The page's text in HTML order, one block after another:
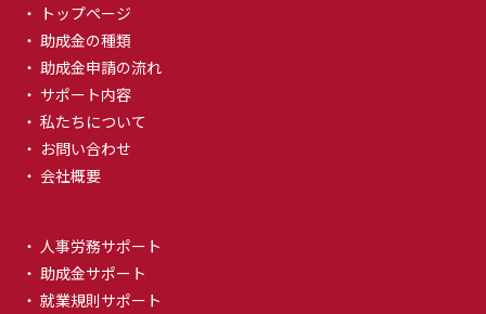
・ トップページ
・ 助成金の種類
・ 助成金申請の流れ
・ サポート内容
・ 私たちについて
・ お問い合わせ
・ 会社概要
・ 人事労務サポート
・ 助成金サポート
・ 就業規則サポート